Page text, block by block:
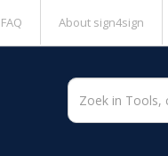
FAQ About sign4sign